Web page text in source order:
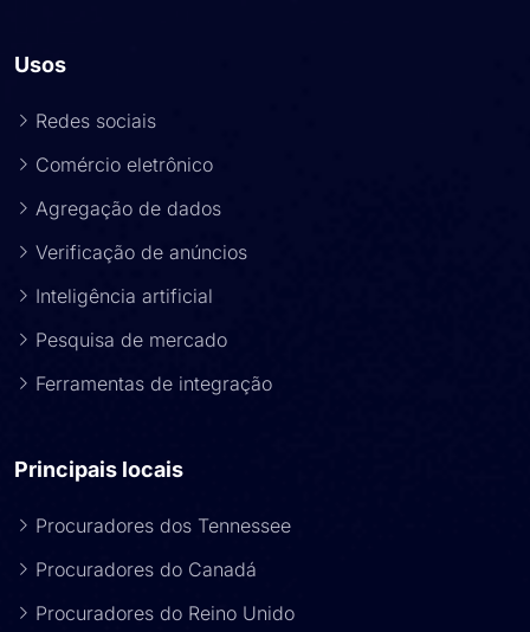
Usos
Redes sociais
Comércio eletrônico
Agregação de dados
Verificação de anúncios
Inteligência artificial
Pesquisa de mercado
Ferramentas de integração
Principais locais
Procuradores dos Tennessee
Procuradores do Canadá
Procuradores do Reino Unido